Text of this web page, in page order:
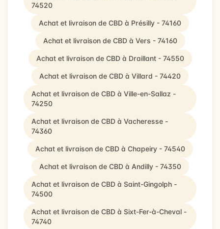
74520
Achat et livraison de CBD à Présilly - 74160
Achat et livraison de CBD à Vers - 74160
Achat et livraison de CBD à Draillant - 74550
Achat et livraison de CBD à Villard - 74420
Achat et livraison de CBD à Ville-en-Sallaz -
74250
Achat et livraison de CBD à Vacheresse -
74360
Achat et livraison de CBD à Chapeiry - 74540
Achat et livraison de CBD à Andilly - 74350
Achat et livraison de CBD à Saint-Gingolph -
74500
Achat et livraison de CBD à Sixt-Fer-à-Cheval -
74740